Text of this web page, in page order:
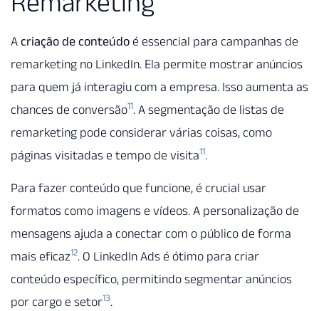
A criação de conteúdo é essencial para campanhas de
remarketing no LinkedIn. Ela permite mostrar anúncios
para quem já interagiu com a empresa. Isso aumenta as
chances de conversão11. A segmentação de listas de
remarketing pode considerar várias coisas, como
páginas visitadas e tempo de visita11.
Para fazer conteúdo que funcione, é crucial usar
formatos como imagens e vídeos. A personalização de
mensagens ajuda a conectar com o público de forma
mais eficaz12. O LinkedIn Ads é ótimo para criar
conteúdo específico, permitindo segmentar anúncios
por cargo e setor13.